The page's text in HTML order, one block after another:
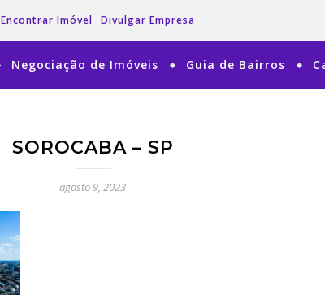
Encontrar Imóvel Divulgar Empresa
Negociação de Imóveis Guia de Bairros
SOROCABA – SP
agosto 9, 2023